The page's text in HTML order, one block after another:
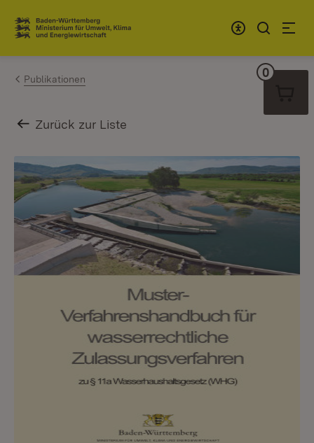
Zum Inhalt springen
Link zur Startseite
Publikationen
Zurück zur Liste
0